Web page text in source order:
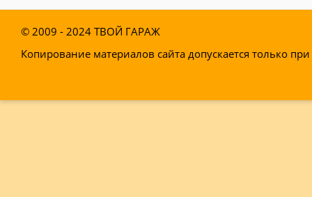
—Увеличивает доходимость и помогает больше
Начать пользоваться сервисом
© 2009 - 2024 ТВОЙ ГАРАЖ
Копирование материалов сайта допускается только